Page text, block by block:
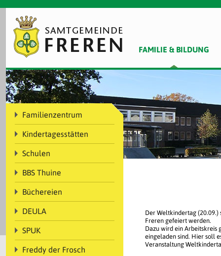
FAMILIE & BILDUNG
Familienzentrum
Kindertagesstätten
Schulen
BBS Thuine
Büchereien
DEULA
SPUK
Freddy der Frosch
Der Weltkindertag
Freren gefeiert werden.
Dazu wird ein Arbeitskreis
eingeladen sind. Hier soll
Veranstaltung